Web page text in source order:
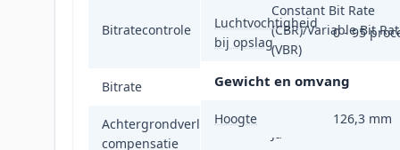
Bitratecontrole
Constant Bit Rate
(CBR)/Variable Bit
(VBR)
Bitrate 32Kbps - 8Mbps
Achtergrondverlichting
compensatie
Ja
Luchtvochtigheid
bij opslag
0 - 95
Gewicht en omvang
Hoogte 126,3 mm